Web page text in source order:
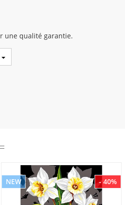
une qualité garantie.
- 40%
NEW